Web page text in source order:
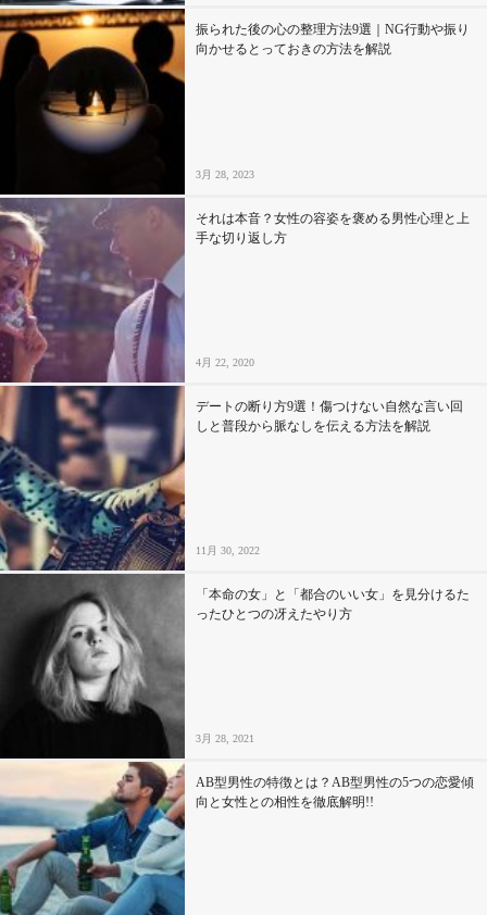
驚き
振られた後の心の整理方法9選｜NG行動や振り
向かせるとっておきの方法を解説
3月 28, 2023
それは本音？女性の容姿を褒める男性心理と上
手な切り返し方
4月 22, 2020
デートの断り方9選！傷つけない自然な言い回
しと普段から脈なしを伝える方法を解説
11月 30, 2022
「本命の女」と「都合のいい女」を見分けるた
ったひとつの冴えたやり方
3月 28, 2021
AB型男性の特徴とは？AB型男性の5つの恋愛傾
向と女性との相性を徹底解明!!